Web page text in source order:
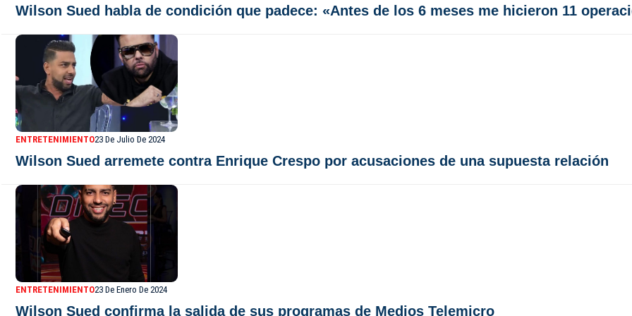
Wilson Sued habla de condición que padece: «Antes de los 6 meses me hicieron 11
ENTRETENIMIENTO23 De Julio De 2024
Wilson Sued arremete contra Enrique Crespo por acusaciones de una supuesta relación
ENTRETENIMIENTO23 De Enero De 2024
Wilson Sued confirma la salida de sus programas de Medios Telemicro